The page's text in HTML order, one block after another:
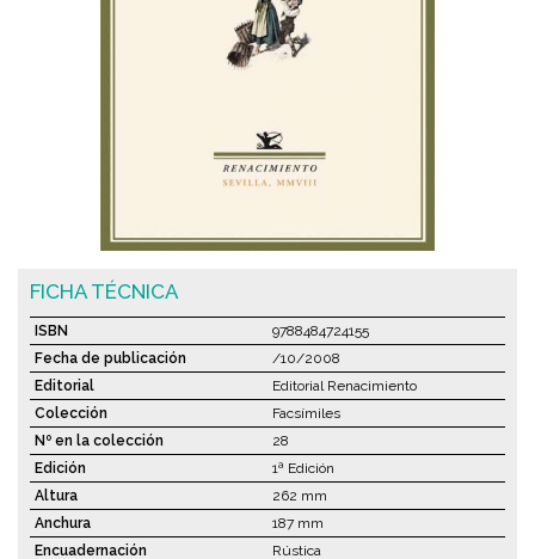
FICHA TÉCNICA
ISBN
9788484724155
Fecha de publicación
/10/2008
Editorial
Editorial Renacimiento
Colección
Facsímiles
Nº en la colección
28
Edición
1ª Edición
Altura
262 mm
Anchura
187 mm
Encuadernación
Rústica